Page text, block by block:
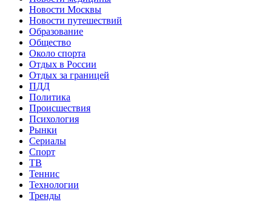
Новости Москвы
Новости путешествий
Образование
Общество
Около спорта
Отдых в России
Отдых за границей
ПДД
Политика
Происшествия
Психология
Рынки
Сериалы
Спорт
ТВ
Теннис
Технологии
Тренды